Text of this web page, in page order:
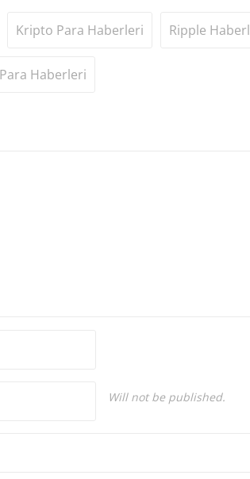
Kripto Para Haberleri Ripple
Haberleri
Will not be published.